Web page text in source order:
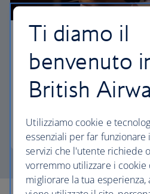
First
Scegli la First per godere di
dalla cucina raffinata alla
all'accesso alle nostre
First
Ti diamo il
benvenuto
British
Utilizziamo cookie e
essenziali per far
servizi che l'utente richiede
vorremmo utilizzare i
migliorare la tua esperienza,